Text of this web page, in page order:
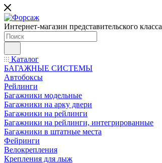
Интернет-магазин представительского класса
Каталог
БАГАЖНЫЕ СИСТЕМЫ
Автобоксы
Рейлинги
Багажники модельные
Багажники на арку двери
Багажники на рейлинги
Багажники на рейлинги, интегрированные
Багажники в штатные места
Фейринги
Велокрепления
Крепления для лыж